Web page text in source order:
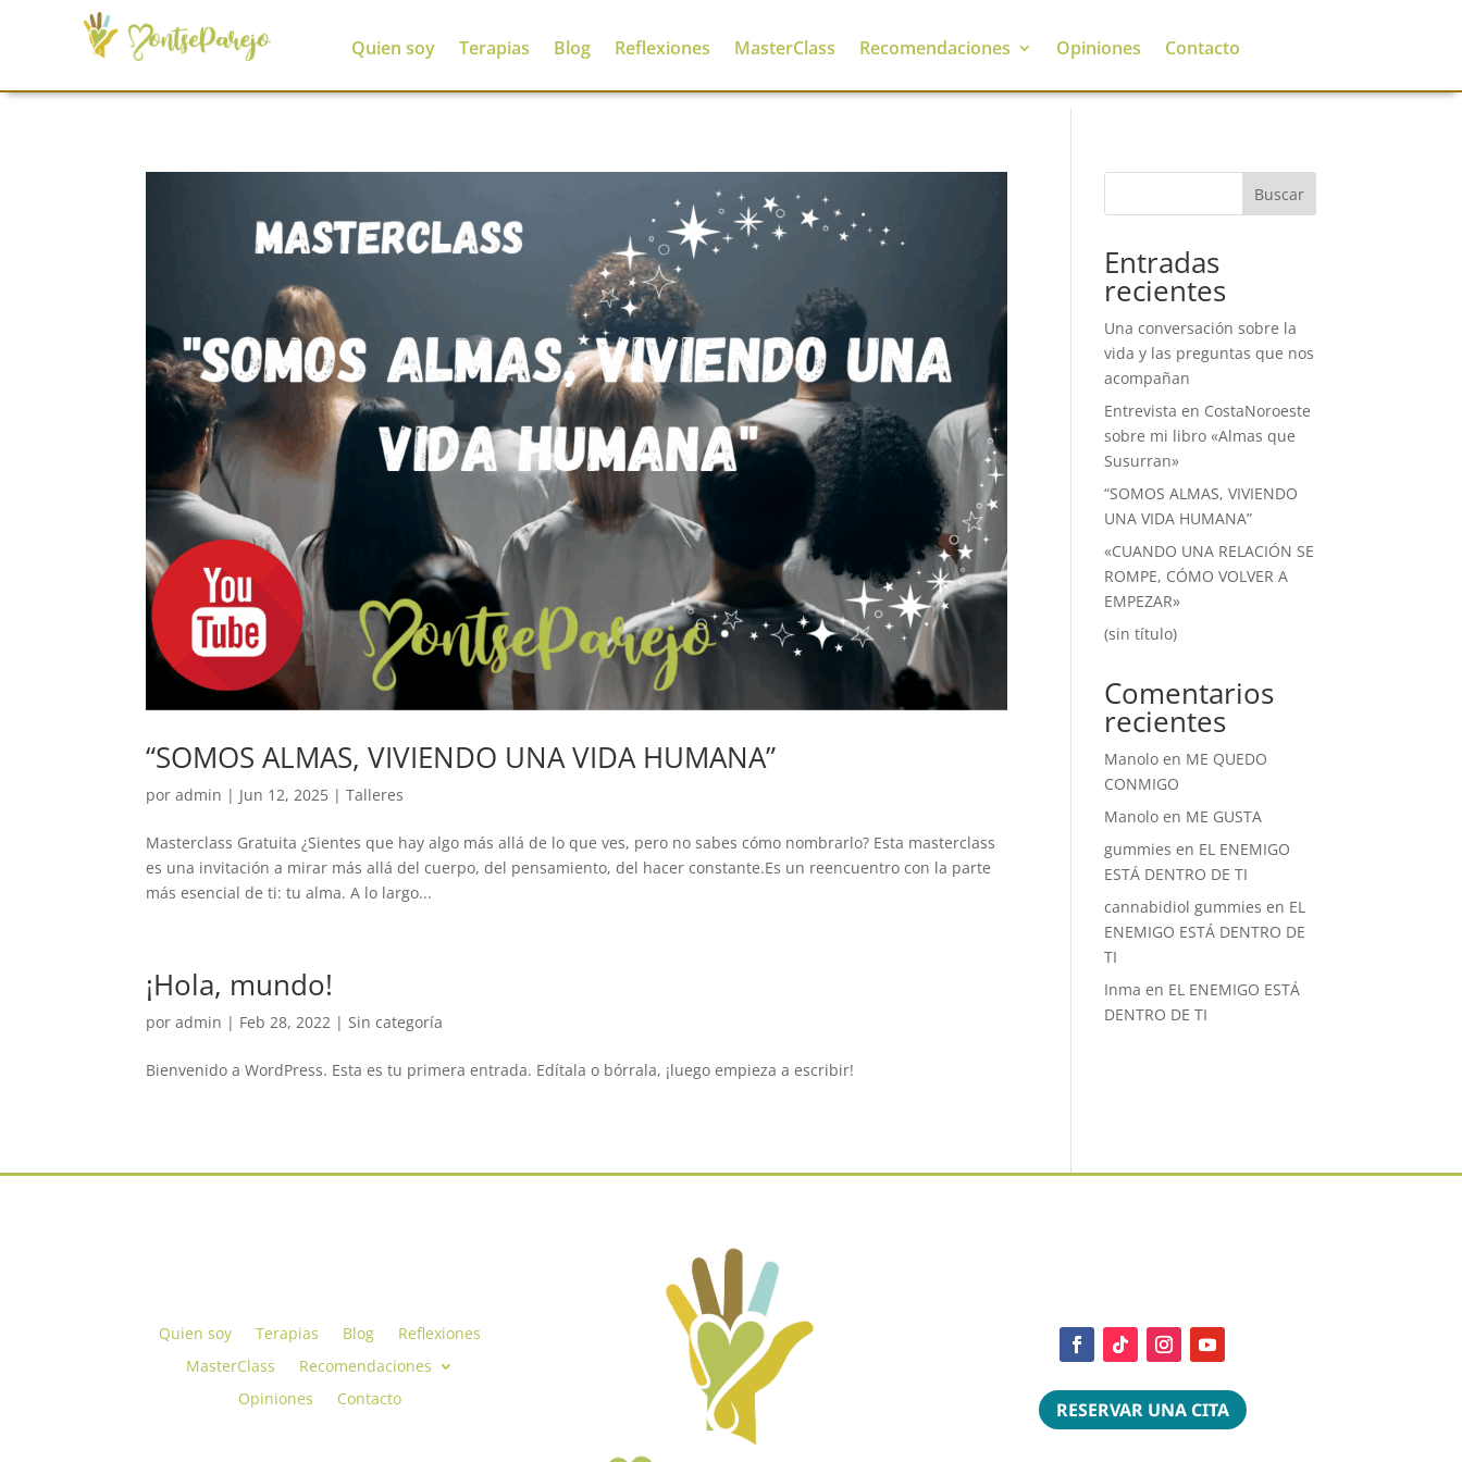
Quien soy Terapias Blog Reflexiones MasterClass Recomendaciones Opiniones Contacto
“SOMOS ALMAS, VIVIENDO UNA VIDA HUMANA”
poradmin | Jun 12, 2025 |Talleres
Masterclass Gratuita ¿Sientes que hay algo más allá de lo que ves, pero no sabes cómo nombrarlo? Esta masterclass
es una invitación a mirar más allá del cuerpo, del pensamiento, del hacer constante.Es un reencuentro con la parte
más esencial de ti: tu alma. A lo largo...
¡Hola, mundo!
poradmin | Feb 28, 2022 | Sin categoría
Bienvenido a WordPress. Esta es tu primera entrada. Edítala o bórrala, ¡luego empieza a escribir!
Buscar
Entradas
recientes
Una conversación sobre la
vida y las preguntas que nos
acompañan
Entrevista en CostaNoroeste
sobre mi libro «Almas que
Susurran»
“SOMOS ALMAS, VIVIENDO
UNA VIDA HUMANA”
«CUANDO UNA RELACIÓN SE
ROMPE, CÓMO VOLVER A
EMPEZAR»
(sin título)
Comentarios
recientes
Manolo en ME QUEDO
CONMIGO
Manolo en ME GUSTA
gummies en EL ENEMIGO
ESTÁ DENTRO DE TI
cannabidiol gummies en EL
ENEMIGO ESTÁ DENTRO DE
TI
Inma en EL ENEMIGO ESTÁ
DENTRO DE TI
Quien soy Terapias Blog
Reflexiones
MasterClass
Recomendaciones
Opiniones
Contacto RESERVAR UNA CITA